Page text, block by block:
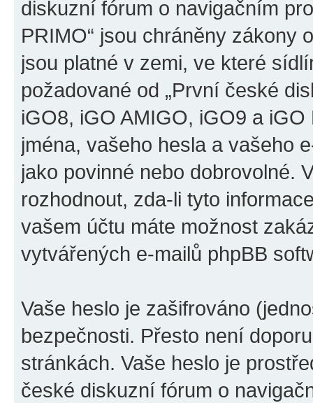
diskuzní fórum o navigačním
PRIMO“ jsou chráněny zákony
jsou platné v zemi, ve které
požadované od „První české
iGO8, iGO AMIGO, iGO9 a
jména, vašeho hesla a vašeho
jako povinné nebo dobrovolné.
rozhodnout, zda-li tyto
vašem účtu máte možnost
vytvářených e-mailů phpBB
Vaše heslo je zašifrováno
bezpečnosti. Přesto není
stránkách. Vaše heslo je
české diskuzní fórum o